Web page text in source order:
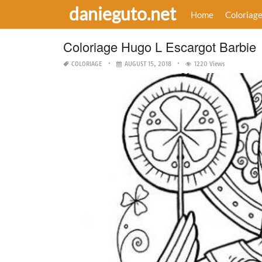
danieguto.net Home Coloriage
Coloriage Hugo L Escargot Barbie
COLORIAGE AUGUST 15, 2018 1220 Views